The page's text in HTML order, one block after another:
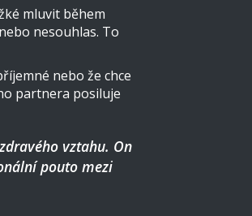
mluvit během
nesouhlas. To
nebo že chce
partnera posiluje
vztahu. On
pouto mezi